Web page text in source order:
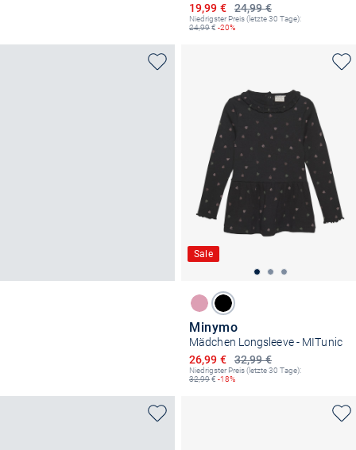
24,99 €
Ermäßigter Preis
19,99 €
Niedrigster Preis (letzte 30 Tage):
24,99€ -20%
Sale
Minymo
Mädchen Longsleeve - MITunic
32,99 €
Ermäßigter Preis
26,99 €
Niedrigster Preis (letzte 30 Tage):
32,99€ -18%